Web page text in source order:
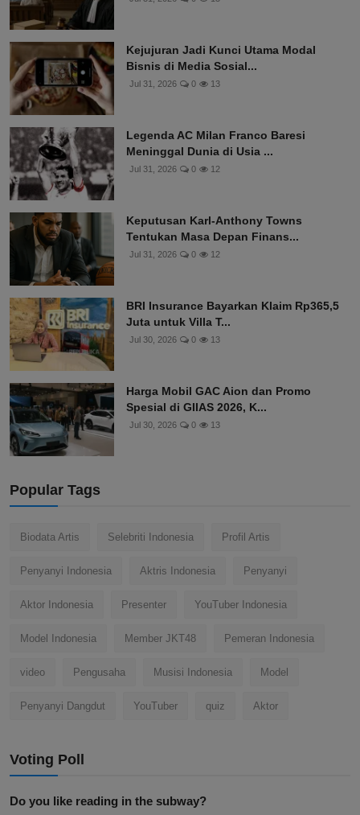
Kejujuran Jadi Kunci Utama Modal
Bisnis di Media Sosial...
Jul 31, 2026 0 13
Legenda AC Milan Franco Baresi
Meninggal Dunia di Usia ...
Jul 31, 2026 0 12
Keputusan Karl-Anthony Towns
Tentukan Masa Depan Finans...
Jul 31, 2026 0 12
BRI Insurance Bayarkan Klaim Rp365,5
Juta untuk Villa T...
Jul 30, 2026 0 13
Harga Mobil GAC Aion dan Promo
Spesial di GIIAS 2026, K...
Jul 30, 2026 0 13
Popular Tags
Biodata Artis Selebriti Indonesia Profil Artis
Penyanyi Indonesia Aktris Indonesia Penyanyi
Aktor Indonesia Presenter YouTuber Indonesia
Model Indonesia Member JKT48 Pemeran Indonesia
video Pengusaha Musisi Indonesia Model
Penyanyi Dangdut YouTuber quiz Aktor
Voting Poll
Do you like reading in the subway?